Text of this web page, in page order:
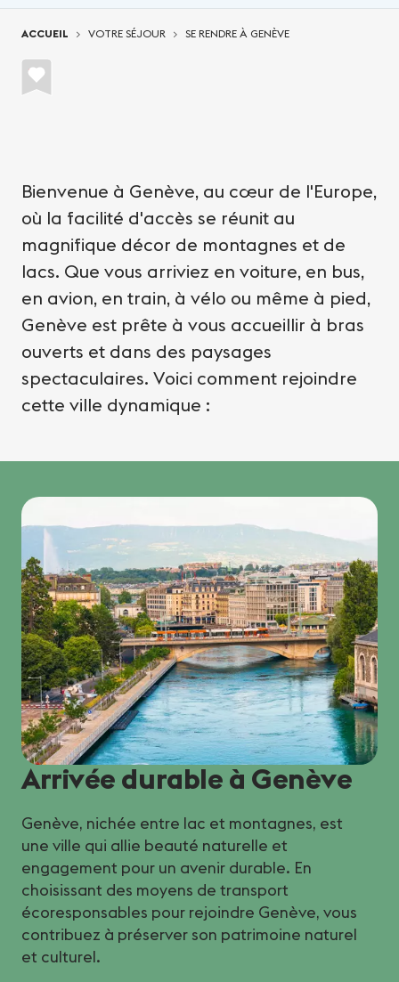
ACCUEIL VOTRE SÉJOUR SE RENDRE À GENÈVE
Bienvenue à Genève, au cœur de l'Europe,
où la facilité d'accès se réunit au
magnifique décor de montagnes et de
lacs. Que vous arriviez en voiture, en bus,
en avion, en train, à vélo ou même à pied,
Genève est prête à vous accueillir à bras
ouverts et dans des paysages
spectaculaires. Voici comment rejoindre
cette ville dynamique :
Arrivée durable à Genève
Genève, nichée entre lac et montagnes, est
une ville qui allie beauté naturelle et
engagement pour un avenir durable. En
choisissant des moyens de transport
écoresponsables pour rejoindre Genève, vous
contribuez à préserver son patrimoine naturel
et culturel.